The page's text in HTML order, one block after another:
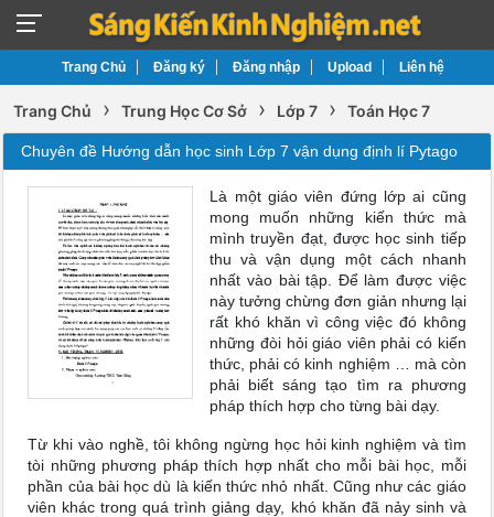
Trang Chủ Đăng ký Đăng nhập Upload Liên hệ
Trang Chủ › Trung Học Cơ Sở › Lớp 7 › Toán Học 7
Chuyên đề Hướng dẫn học sinh Lớp 7 vận dụng định lí Pytago
Là một giáo viên đứng lớp ai cũng
mong muốn những kiến thức mà
mình truyền đạt, được học sinh tiếp
thu và vận dụng một cách nhanh
nhất vào bài tập. Để làm được việc
này tưởng chừng đơn giản nhưng lại
rất khó khăn vì công việc đó không
những đòi hỏi giáo viên phải có kiến
thức, phải có kinh nghiệm … mà còn
phải biết sáng tạo tìm ra phương
pháp thích hợp cho từng bài dạy.
Từ khi vào nghề, tôi không ngừng học hỏi kinh nghiệm và tìm
tòi những phương pháp thích hợp nhất cho mỗi bài học, mỗi
phần của bài học dù là kiến thức nhỏ nhất. Cũng như các giáo
viên khác trong quá trình giảng dạy, khó khăn đã nảy sinh và